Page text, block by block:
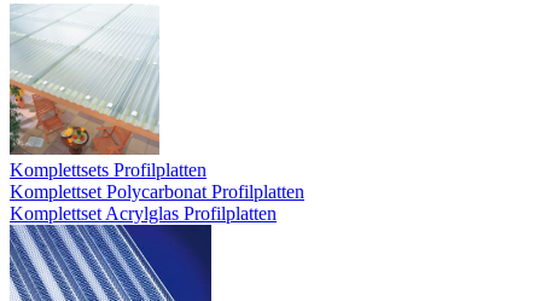
Komplettsets Profilplatten
Komplettset Polycarbonat Profilplatten
Komplettset Acrylglas Profilplatten